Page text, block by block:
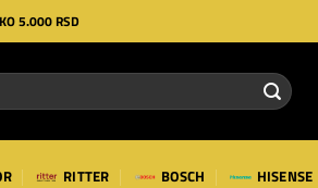
5.000 RSD
RITTER BOSCH HISENSE